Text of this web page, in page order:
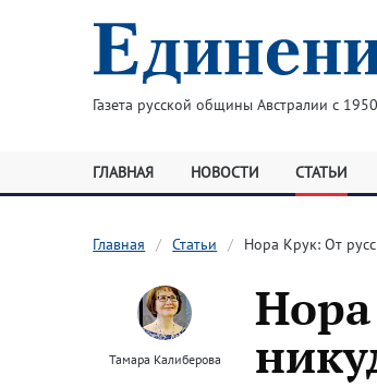
Газета русской общины Австралии с
ГЛАВНАЯ НОВОСТИ СТАТЬИ
Главная Статьи Нора Крук: От
Тамара Калиберова
Нора